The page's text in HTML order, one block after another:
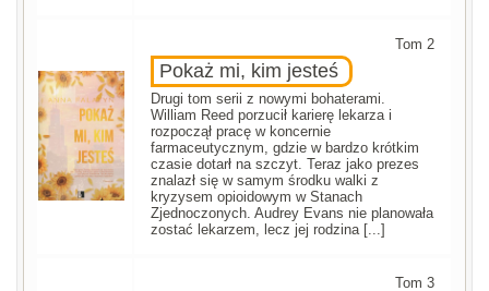
Tom 2
Pokaż mi, kim jesteś
Drugi tom serii z nowymi bohaterami.
William Reed porzucił karierę lekarza i
rozpoczął pracę w koncernie
farmaceutycznym, gdzie w bardzo krótkim
czasie dotarł na szczyt. Teraz jako prezes
znalazł się w samym środku walki z
kryzysem opioidowym w Stanach
Zjednoczonych. Audrey Evans nie planowała
zostać lekarzem, lecz jej rodzina [...]
Tom 3